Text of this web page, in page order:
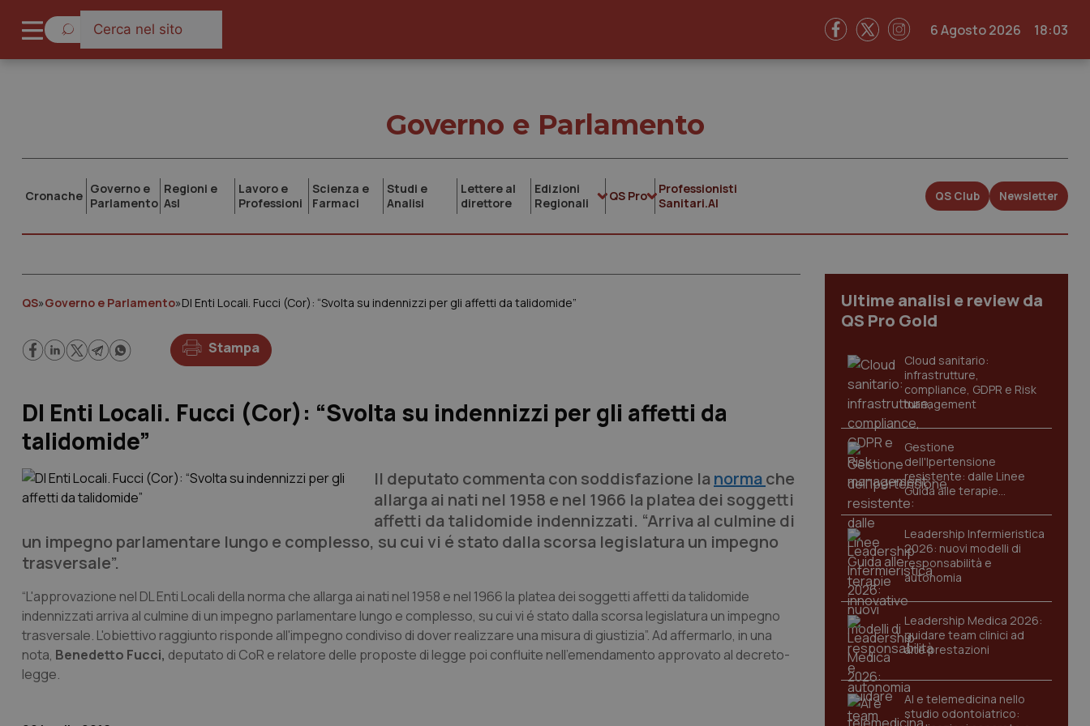
6 Agosto 2026 18:03
Governo e Parlamento
Cronache Governo e
Parlamento
Regioni e
Asl
Lavoro e
Professioni
Scienza e
Farmaci
Studi e
Analisi
Lettere al
direttore
Edizioni
Regionali
QS Pro
Professionisti
Sanitari.AI
QS Club Newsletter
QS»Governo e Parlamento»Dl Enti Locali. Fucci (Cor): “Svolta su indennizzi per gli affetti da talidomide”
Stampa
Dl Enti Locali. Fucci (Cor): “Svolta su indennizzi per gli affetti da
talidomide”
Il deputato commenta con soddisfazione la normache
allarga ai nati nel 1958 e nel 1966 la platea dei soggetti
affetti da talidomide indennizzati. “Arriva al culmine di
un impegno parlamentare lungo e complesso, su cui vi é stato dalla scorsa legislatura un impegno
trasversale”.
“L'approvazione nel DL Enti Locali della norma che allarga ai nati nel 1958 e nel 1966 la platea dei soggetti affetti da talidomide
indennizzati arriva al culmine di un impegno parlamentare lungo e complesso, su cui vi é stato dalla scorsa legislatura un impegno
trasversale. L'obiettivo raggiunto risponde all'impegno condiviso di dover realizzare una misura di giustizia”. Ad affermarlo, in una
nota, Benedetto Fucci, deputato di CoR e relatore delle proposte di legge poi confluite nell'emendamento approvato al decreto-
legge.
Ultime analisi e review da
QS Pro Gold
Cloud sanitario:
infrastrutture,
compliance, GDPR e Risk
management
Gestione
dell'Ipertensione
resistente: dalle Linee
Guida alle terapie
innovative
Leadership Infermieristica
2026: nuovi modelli di
responsabilità e
autonomia
Leadership Medica 2026:
guidare team clinici ad
alte prestazioni
AI e telemedicina nello
studio odontoiatrico: